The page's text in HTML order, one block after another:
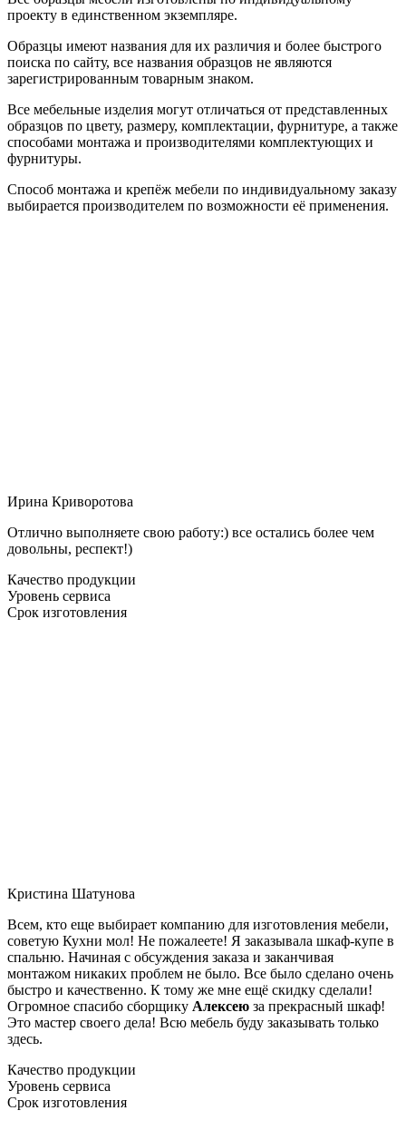
проекту в единственном экземпляре.
Образцы имеют названия для их различия и более быстрого
поиска по сайту, все названия образцов не являются
зарегистрированным товарным знаком.
Все мебельные изделия могут отличаться от представленных
образцов по цвету, размеру, комплектации, фурнитуре, а также
способами монтажа и производителями комплектующих и
фурнитуры.
Способ монтажа и крепёж мебели по индивидуальному заказу
выбирается производителем по возможности её применения.
Ирина Криворотова
Отлично выполняете свою работу:) все остались более чем
довольны, респект!)
Качество продукции
Уровень сервиса
Срок изготовления
Кристина Шатунова
Всем, кто еще выбирает компанию для изготовления мебели,
советую Кухни мол! Не пожалеете! Я заказывала шкаф-купе в
спальню. Начиная с обсуждения заказа и заканчивая
монтажом никаких проблем не было. Все было сделано очень
быстро и качественно. К тому же мне ещё скидку сделали!
Огромное спасибо сборщику Алексею за прекрасный шкаф!
Это мастер своего дела! Всю мебель буду заказывать только
здесь.
Качество продукции
Уровень сервиса
Срок изготовления